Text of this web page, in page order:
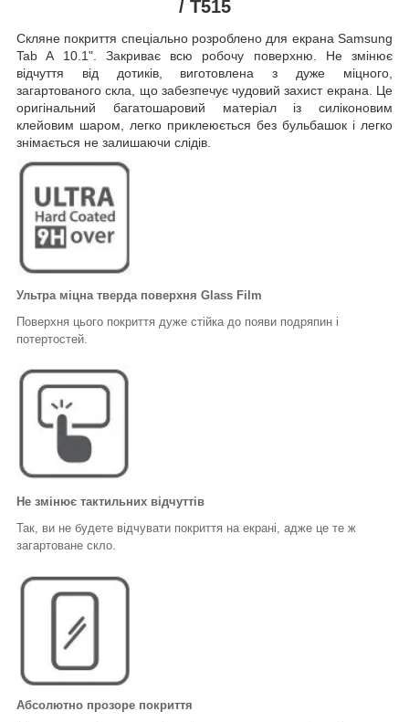
/ T515
Скляне покриття спеціально розроблено для екрана Samsung
Tab A 10.1". Закриває всю робочу поверхню. Не змінює
відчуття від дотиків, виготовлена з дуже міцного,
загартованого скла, що забезпечує чудовий захист екрана. Це
оригінальний багатошаровий матеріал із силіконовим
клейовим шаром, легко приклеюється без бульбашок і легко
знімається не залишаючи слідів.
Ультра міцна тверда поверхня Glass Film
Поверхня цього покриття дуже стійка до появи подряпин і
потертостей.
Не змінює тактильних відчуттів
Так, ви не будете відчувати покриття на екрані, адже це те ж
загартоване скло.
Абсолютно прозоре покриття